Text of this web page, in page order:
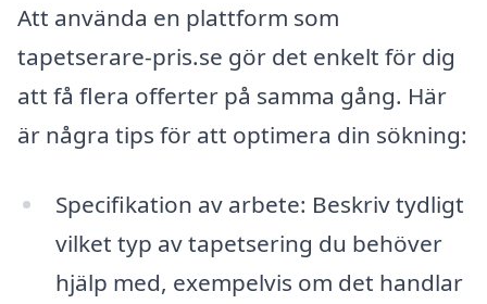
Att använda en plattform som
tapetserare-pris.se gör det enkelt för dig
att få flera offerter på samma gång. Här
är några tips för att optimera din sökning:
Specifikation av arbete: Beskriv tydligt
vilket typ av tapetsering du behöver
hjälp med, exempelvis om det handlar